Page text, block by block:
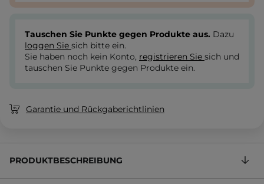
Tauschen Sie Punkte gegen Produkte aus. Dazu
loggen Sie sich bitte ein.
Sie haben noch kein Konto, registrieren Sie sich und
tauschen Sie Punkte gegen Produkte ein.
Garantie und Rückgaberichtlinien
PRODUKTBESCHREIBUNG